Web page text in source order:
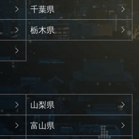
千葉県
栃木県
山梨県
富山県